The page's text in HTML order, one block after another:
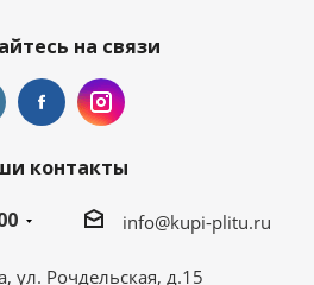
на связи
контакты
info@kupi-plitu.ru
ул. Рочдельская, д.15